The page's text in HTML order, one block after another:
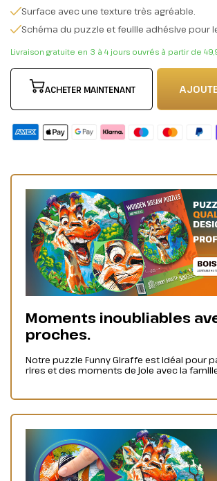
Surface avec une texture très agréable.
Schéma du puzzle et feuille adhésive pour
Livraison gratuite en 3 à 4 jours ouvrés à partir de
ACHETER MAINTENANT
Moments inoubliables
proches.
Notre puzzle Funny Giraffe est idéal pour
rires et des moments de joie avec la